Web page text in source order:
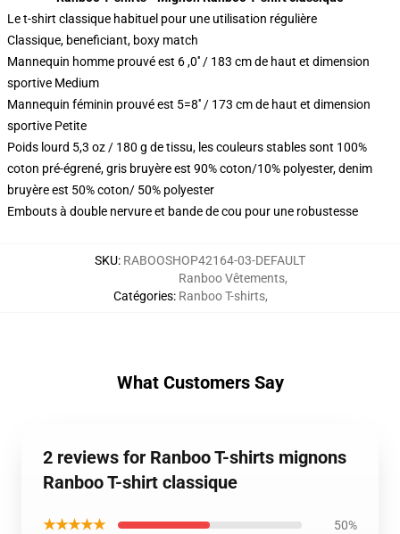
Le t-shirt classique habituel pour une utilisation régulière
Classique, beneficiant, boxy match
Mannequin homme prouvé est 6 ,0′′ / 183 cm de haut et dimension
sportive Medium
Mannequin féminin prouvé est 5=8′′ / 173 cm de haut et dimension
sportive Petite
Poids lourd 5,3 oz / 180 g de tissu, les couleurs stables sont 100%
coton pré-égrené, gris bruyère est 90% coton/10% polyester, denim
bruyère est 50% coton/ 50% polyester
Embouts à double nervure et bande de cou pour une robustesse
SKU: RABOOSHOP42164-03-DEFAULT
Catégories:
Ranboo Vêtements,
Ranboo T-shirts,
What Customers Say
2 reviews for Ranboo T-shirts mignons
Ranboo T-shirt classique
★★★★★ 50%